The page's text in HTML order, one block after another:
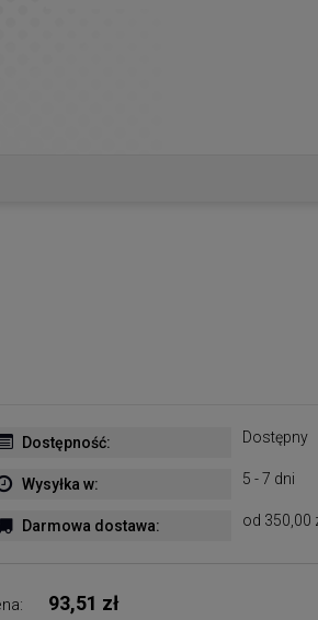
Dostępność: Dostępny
Wysyłka w: 5 - 7 dni
Darmowa dostawa: od 350,00
93,51 zł